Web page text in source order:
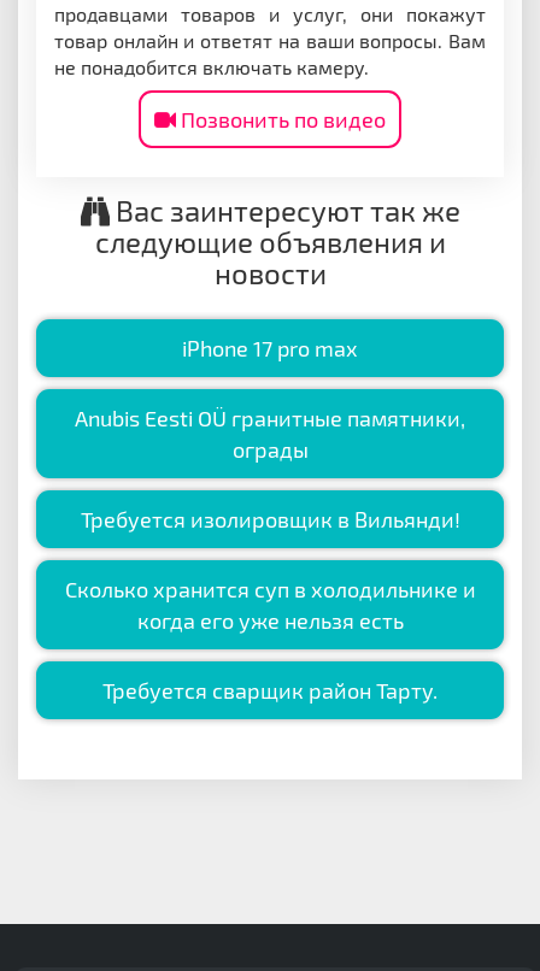
продавцами товаров и услуг, они покажут
товар онлайн и ответят на ваши вопросы. Вам
не понадобится включать камеру.
Позвонить по видео
Вас заинтересуют так же
следующие объявления и
новости
iPhone 17 pro max
Anubis Eesti OÜ гранитные памятники,
ограды
Требуется изолировщик в Вильянди!
Сколько хранится суп в холодильнике и
когда его уже нельзя есть
Требуется сварщик район Тарту.